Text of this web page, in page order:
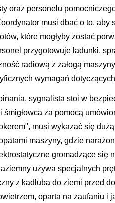
oraz personelu
musi dbać o to, aby
które mogłyby zostać
przygotowuje ładunki,
radiową z załogą
wymagań
sygnalista stoi w
za pomocą
musi wykazać się
maszyny, gdzie
gromadzące się
używa specjalnych
z kadłuba do ziemi przed
oparta na zaufaniu i